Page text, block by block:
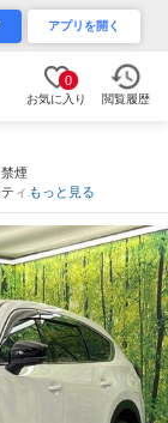
アプリを開く
0
お気に入り 閲覧履歴
煙
ィブ
ザー
もっと見る